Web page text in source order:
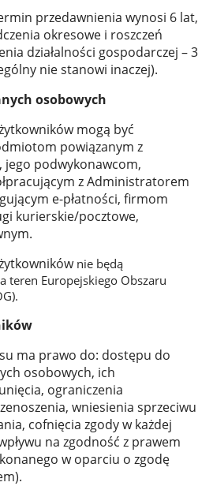
przedawnienia wynosi 6 lat,
okresowe i roszczeń
działalności gospodarczej – 3
nie stanowi inaczej).
osobowych
mogą być
powiązanym z
podwykonawcom,
z Administratorem
e-płatności, firmom
kurierskie/pocztowe,
nie będą
teren Europejskiego Obszaru
ma prawo do: dostępu do
osobowych, ich
ograniczenia
wniesienia sprzeciwu
cofnięcia zgody w każdej
na zgodność z prawem
w oparciu o zgodę